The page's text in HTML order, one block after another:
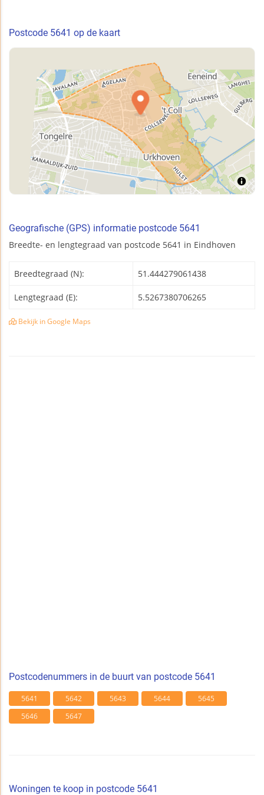
Postcode 5641 op de kaart
Geografische (GPS) informatie postcode 5641
Breedte- en lengtegraad van postcode 5641 in Eindhoven
Breedtegraad (N): 51.444279061438
Lengtegraad (E): 5.5267380706265
Bekijk in Google Maps
Postcodenummers in de buurt van postcode 5641
5641 5642 5643 5644
5645
5646
5647
Woningen te koop in postcode 5641